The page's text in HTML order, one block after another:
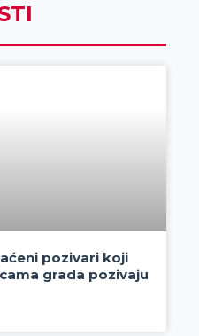
pozivari koji
grada pozivaju